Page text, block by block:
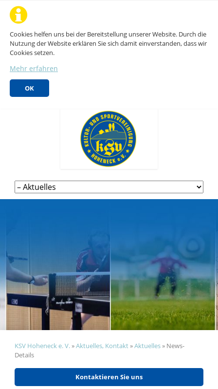
Cookies helfen uns bei der Bereitstellung unserer Website. Durch die
Nutzung der Website erklären Sie sich damit einverstanden, dass wir
Cookies setzen.
Mehr erfahren
OK
Navigation
überspringen
KSV Hoheneck e. V.»Aktuelles, Kontakt»Aktuelles» News-
Details
Kontaktieren Sie uns